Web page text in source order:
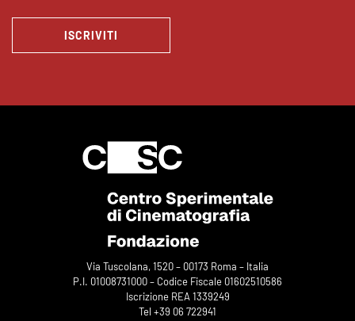
ISCRIVITI
Via Tuscolana, 1520 – 00173 Roma – Italia
P.I. 01008731000 – Codice Fiscale 01602510586
Iscrizione REA 1339249
Tel +39 06 722941